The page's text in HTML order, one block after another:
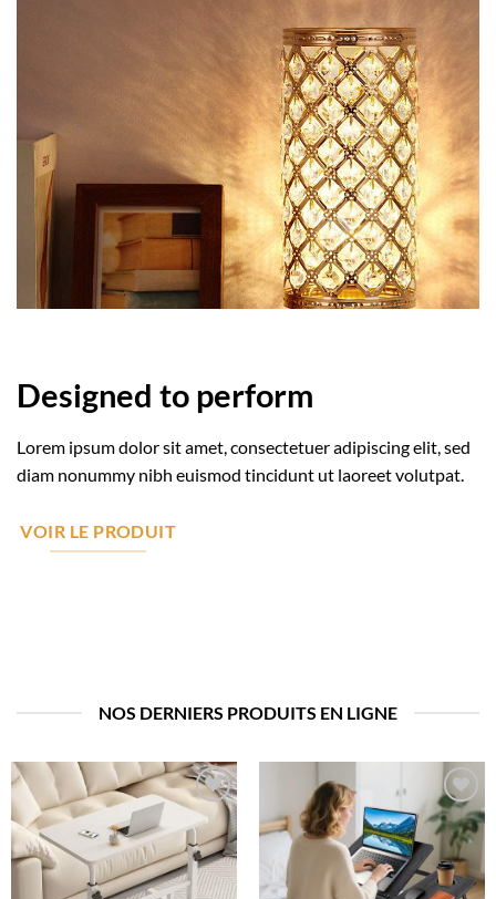
Designed to perform
Lorem ipsum dolor sit amet, consectetuer adipiscing elit, sed
diam nonummy nibh euismod tincidunt ut laoreet volutpat.
VOIR LE PRODUIT
NOS DERNIERS PRODUITS EN LIGNE
Ajouter
à la liste
de
souhaits
Ajouter
à la liste
de
souhaits